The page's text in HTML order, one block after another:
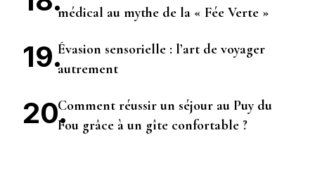
médical au mythe de la « Fée Verte »
Évasion sensorielle : l’art de voyager
autrement
Comment réussir un séjour au Puy du
Fou grâce à un gîte confortable ?